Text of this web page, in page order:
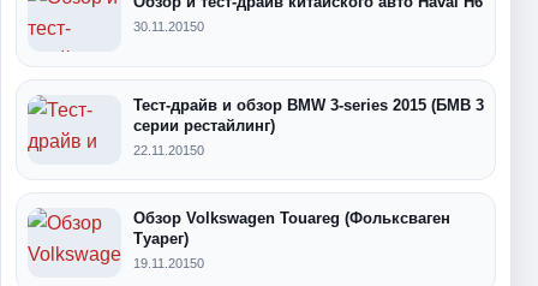
30.11.20150
Тест-драйв и обзор BMW 3-series 2015 (БМВ 3
серии рестайлинг)
22.11.20150
Обзор Volkswagen Touareg (Фольксваген
Туарег)
19.11.20150